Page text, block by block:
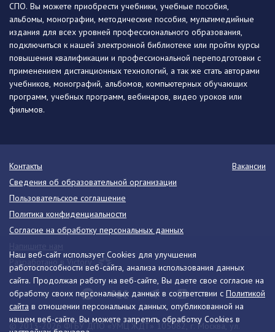
Наш веб-сайт использует Cookies для улучшения
работоспособности веб-сайта, анализа использования данных
сайта. Продолжая работу на веб-сайте, Вы даете свое согласие на
обработку своих персональных данных в соответствии с Политикой
сайта в отношении персональных данных, опубликованной на
нашем веб-сайте. Вы можете запретить обработку Cookies в
СПО. Вы можете приобрести учебники, учебные пособия,
альбомы, монографии, методические пособия, мультимедийные
издания для всех уровней профессионального образования,
подключиться к нашей электронной библиотеке или пройти курсы
повышения квалификации и профессиональной переподготовки с
применением дистанционных технологий, а так же стать авторами
учебников, монографий, альбомов, компьютерных обучающих
программ, учебных программ, вебинаров, видео уроков или
фильмов.
© 2013-2026 ФГБУ ДПО «УМЦ ЖДТ» 105082, г. Москва, ул.
Контакты
Вакансии
Сведения об образовательной организации
Пользовательское соглашение
Политика конфиденциальности
Согласие на обработку персональных данных
Разработано в Victory